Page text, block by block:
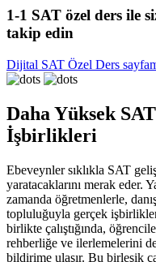
1-1 SAT özel ders ile
takip edin
Dijital SAT Özel Ders
Daha Yüksek
İşbirlikleri
Ebeveynler sıklıkla SAT
yaratacaklarını merak eder.
zamanda öğretmenlerle,
topluluğuyla gerçek
birlikte çalıştığında,
rehberliğe ve ilerlemelerini
bildirime ulaşır. Bu birleşik